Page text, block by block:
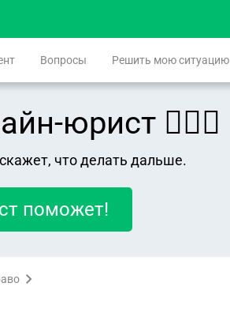
Вопросы Решить мою ситуацию
юрист 👨🏻‍⚖️
что делать дальше.
поможет!